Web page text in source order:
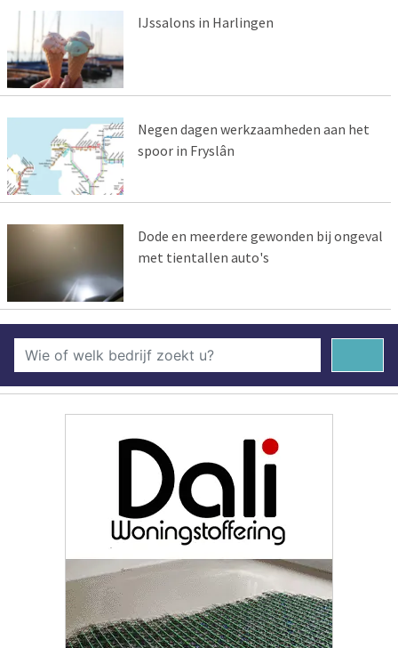
IJssalons in Harlingen
Negen dagen werkzaamheden aan het
spoor in Fryslân
Dode en meerdere gewonden bij ongeval
met tientallen auto's